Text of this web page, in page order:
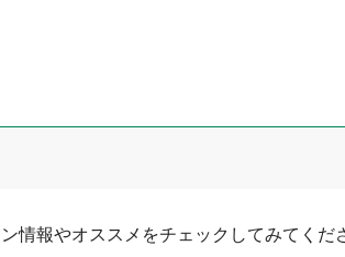
情報やオススメをチェックしてみてく